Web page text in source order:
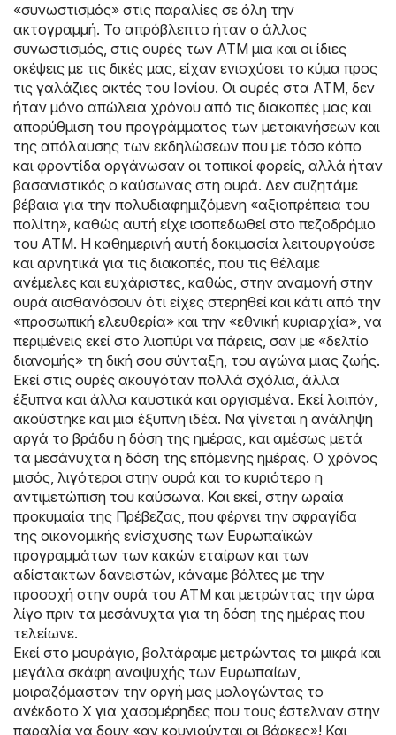
«συνωστισμός» στις παραλίες σε όλη την
ακτογραμμή. Το απρόβλεπτο ήταν ο άλλος
συνωστισμός, στις ουρές των ATM μια και οι ίδιες
σκέψεις με τις δικές μας, είχαν ενισχύσει το κύμα προς
τις γαλάζιες ακτές του Ιονίου. Οι ουρές στα ATM, δεν
ήταν μόνο απώλεια χρόνου από τις διακοπές μας και
απορύθμιση του προγράμματος των μετακινήσεων και
της απόλαυσης των εκδηλώσεων που με τόσο κόπο
και φροντίδα οργάνωσαν οι τοπικοί φορείς, αλλά ήταν
βασανιστικός ο καύσωνας στη ουρά. Δεν συζητάμε
βέβαια για την πολυδιαφημιζόμενη «αξιοπρέπεια του
πολίτη», καθώς αυτή είχε ισοπεδωθεί στο πεζοδρόμιο
του ATM. Η καθημερινή αυτή δοκιμασία λειτουργούσε
και αρνητικά για τις διακοπές, που τις θέλαμε
ανέμελες και ευχάριστες, καθώς, στην αναμονή στην
ουρά αισθανόσουν ότι είχες στερηθεί και κάτι από την
«προσωπική ελευθερία» και την «εθνική κυριαρχία», να
περιμένεις εκεί στο λιοπύρι να πάρεις, σαν με «δελτίο
διανομής» τη δική σου σύνταξη, του αγώνα μιας ζωής.
Εκεί στις ουρές ακουγόταν πολλά σχόλια, άλλα
έξυπνα και άλλα καυστικά και οργισμένα. Εκεί λοιπόν,
ακούστηκε και μια έξυπνη ιδέα. Να γίνεται η ανάληψη
αργά το βράδυ η δόση της ημέρας, και αμέσως μετά
τα μεσάνυχτα η δόση της επόμενης ημέρας. Ο χρόνος
μισός, λιγότεροι στην ουρά και το κυριότερο η
αντιμετώπιση του καύσωνα. Και εκεί, στην ωραία
προκυμαία της Πρέβεζας, που φέρνει την σφραγίδα
της οικονομικής ενίσχυσης των Ευρωπαϊκών
προγραμμάτων των κακών εταίρων και των
αδίστακτων δανειστών, κάναμε βόλτες με την
προσοχή στην ουρά του ATM και μετρώντας την ώρα
λίγο πριν τα μεσάνυχτα για τη δόση της ημέρας που
τελείωνε.
Εκεί στο μουράγιο, βολτάραμε μετρώντας τα μικρά και
μεγάλα σκάφη αναψυχής των Ευρωπαίων,
μοιραζόμασταν την οργή μας μολογώντας το
ανέκδοτο Χ για χασομέρηδες που τους έστελναν στην
παραλία να δουν «αν κουνιούνται οι βάρκες»! Και